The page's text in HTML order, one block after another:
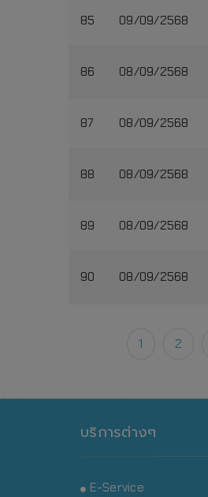
85 09/09/2568
86 08/09/2568
87 08/09/2568
88 08/09/2568
89 08/09/2568
90 08/09/2568
1 2
บริการต่างๆ
E-Service